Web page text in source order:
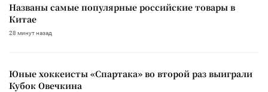
Названы самые популярные российские товары в
Китае
28 минут назад
Юные хоккеисты «Спартака» во второй раз выиграли
Кубок Овечкина